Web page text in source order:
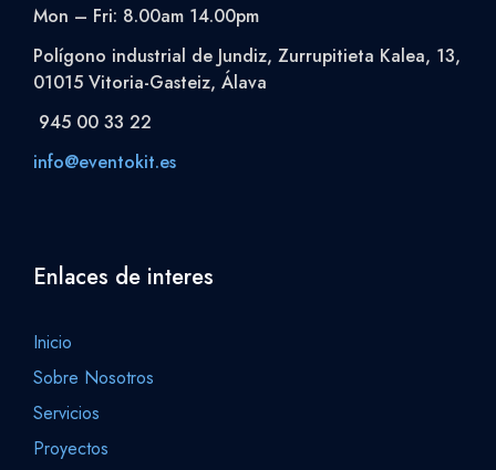
Mon – Fri: 8.00am 14.00pm
Polígono industrial de Jundiz, Zurrupitieta Kalea, 13,
01015 Vitoria-Gasteiz, Álava
945 00 33 22
info@eventokit.es
Enlaces de interes
Inicio
Sobre Nosotros
Servicios
Proyectos